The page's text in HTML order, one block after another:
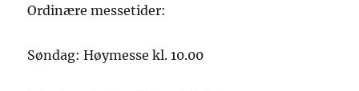
Ordinære messetider:
Søndag: Høymesse kl. 10.00